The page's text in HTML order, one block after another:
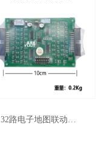
32路电子地图联动…